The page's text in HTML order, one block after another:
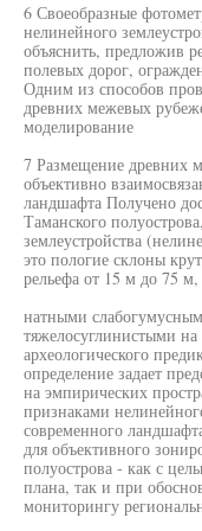
6 Своеобразные
нелинейного
объяснить, предложив
полевых дорог,
Одним из способов
древних межевых
моделирование
7 Размещение древних
объективно
ландшафта Получено
Таманского
землеустройства
это пологие склоны
рельефа от 15 м до 75
натными
тяжелосуглинистыми
археологического
определение задает
на эмпирических
признаками
современного
для объективного
полуострова - как с
плана, так и при
мониторингу